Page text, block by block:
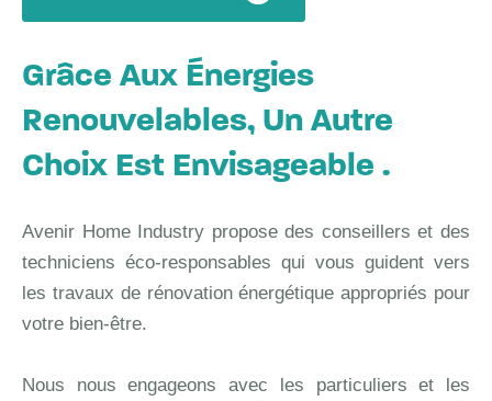
Grâce Aux Énergies
Renouvelables, Un Autre
Choix Est Envisageable .
Avenir Home Industry propose des conseillers et des
techniciens éco-responsables qui vous guident vers
les travaux de rénovation énergétique appropriés pour
votre bien-être.
Nous nous engageons avec les particuliers et les